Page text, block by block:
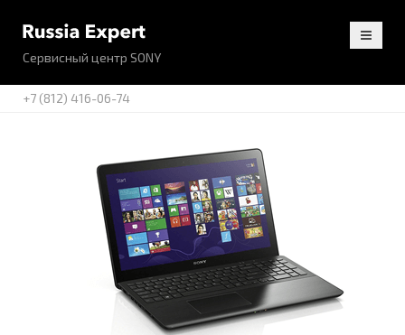
Сервисный центр SONY
+7 (812) 416-06-74